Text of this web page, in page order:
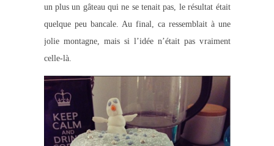
un plus un gâteau qui ne se tenait pas, le résultat était
quelque peu bancale. Au final, ca ressemblait à une
jolie montagne, mais si l’idée n’était pas vraiment
celle-là.